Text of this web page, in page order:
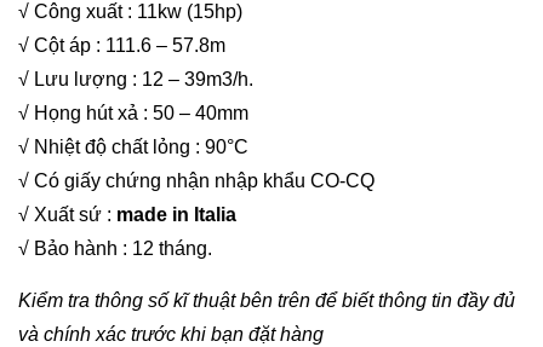
√ Công xuất : 11kw (15hp)
√ Cột áp : 111.6 – 57.8m
√ Lưu lượng : 12 – 39m3/h.
√ Họng hút xả : 50 – 40mm
√ Nhiệt độ chất lỏng : 90°C
√ Có giấy chứng nhận nhập khẩu CO-CQ
√ Xuất sứ : made in Italia
√ Bảo hành : 12 tháng.
Kiểm tra thông số kĩ thuật bên trên để biết thông tin đầy đủ
và chính xác trước khi bạn đặt hàng